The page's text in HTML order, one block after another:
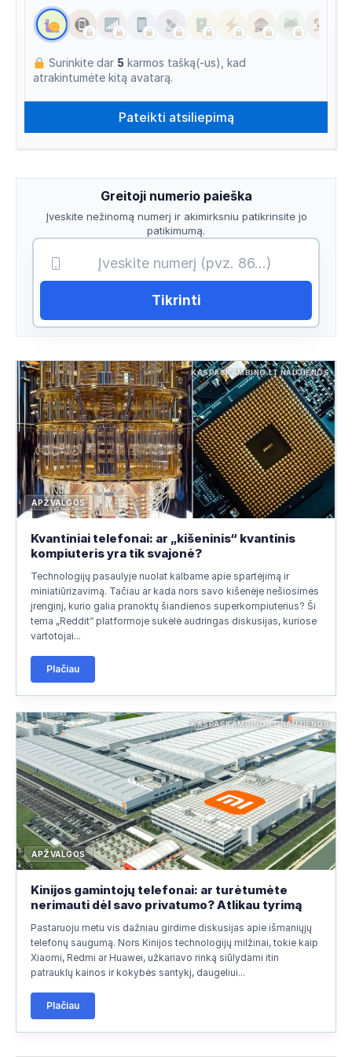
Surinkite dar 5 karmos tašką(-us), kad
atrakintumėte kitą avatarą.
Greitoji numerio paieška
Įveskite nežinomą numerį ir akimirksniu patikrinsite jo
patikimumą.
Tikrinti
KASPASKAMBINO.LT NAUJIENOS
APŽVALGOS
Kvantiniai telefonai: ar „kišeninis“ kvantinis
kompiuteris yra tik svajonė?
Technologijų pasaulyje nuolat kalbame apie spartėjimą ir
miniatiūrizavimą. Tačiau ar kada nors savo kišenėje nešiosimės
įrenginį, kurio galia pranoktų šiandienos superkompiuterius? Ši
tema „Reddit“ platformoje sukėlė audringas diskusijas, kuriose
vartotojai...
Plačiau
KASPASKAMBINO.LT NAUJIENOS
APŽVALGOS
Kinijos gamintojų telefonai: ar turėtumėte
nerimauti dėl savo privatumo? Atlikau tyrimą
Pastaruoju metu vis dažniau girdime diskusijas apie išmaniųjų
telefonų saugumą. Nors Kinijos technologijų milžinai, tokie kaip
Xiaomi, Redmi ar Huawei, užkariavo rinką siūlydami itin
patrauklų kainos ir kokybės santykį, daugeliui...
Plačiau